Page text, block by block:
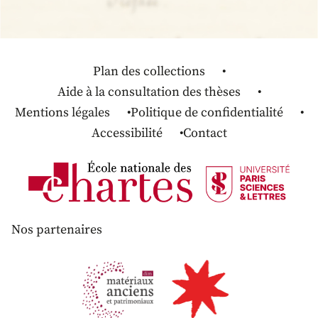
Plan des collections
Aide à la consultation des thèses
Mentions légales
Politique de confidentialité
Accessibilité
Contact
Nos partenaires